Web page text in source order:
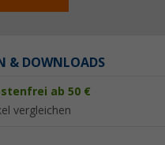
& DOWNLOADS
ab 50 €
vergleichen